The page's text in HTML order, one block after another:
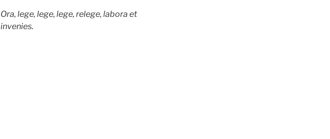
Ora, lege, lege, lege, relege, labora et
invenies.